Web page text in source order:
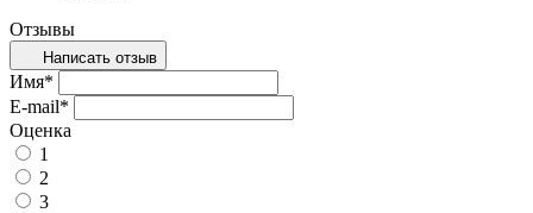
Отзывы
Написать отзыв
Имя*
E-mail*
Оценка
1
2
3